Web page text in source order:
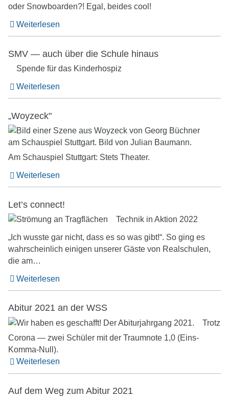
oder Snowboarden?! Egal, beides cool!
Weiterlesen
SMV — auch über die Schule hinaus
Spende für das Kinderhospiz
Weiterlesen
„Woyzeck"
Am Schauspiel Stuttgart: Stets Theater.
Weiterlesen
Let’s connect!
Technik in Aktion 2022
„Ich wusste gar nicht, dass es so was gibt!“. So ging es
wahrscheinlich einigen unserer Gäste von Realschulen,
die am…
Weiterlesen
Abitur 2021 an der WSS
Trotz
Corona — zwei Schüler mit der Traumnote 1,0 (Eins-
Komma-Null).
Weiterlesen
Auf dem Weg zum Abitur 2021